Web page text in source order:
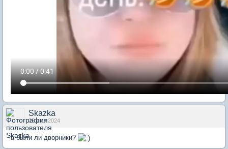
Skazka
25 июл 2024
а были ли дворники?